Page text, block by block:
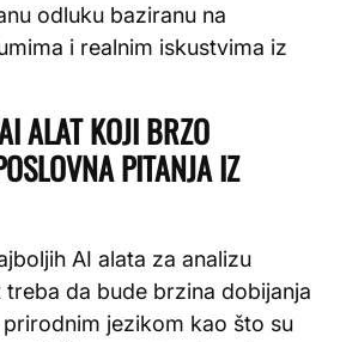
odluku baziranu na
i realnim iskustvima iz
ALAT KOJI BRZO
PITANJA IZ
AI alata za analizu
da bude brzina dobijanja
jezikom kao što su